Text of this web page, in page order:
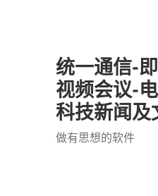
统一通信-
视频会议-
科技新闻及
做有思想的软件